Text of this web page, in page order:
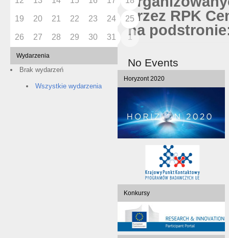
19 20 21 22 23 24 25
26 27 28 29 30 31 1
Wydarzenia
Brak wydarzeń
Wszystkie wydarzenia
przez RPK
na
No Events
Horyzont 2020
Konkursy